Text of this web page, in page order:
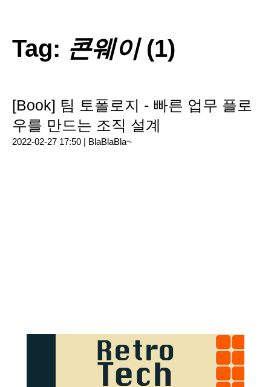
Tag: 콘웨이(1)
[Book] 팀 토폴로지 - 빠른 업무 플로
우를 만드는 조직 설계
2022-02-27 17:50 | BlaBlaBla~